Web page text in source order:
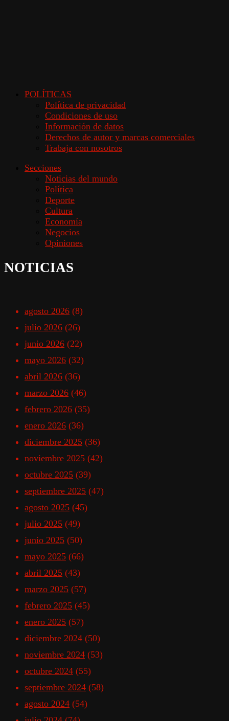
POLÍTICAS
Política de privacidad
Condiciones de uso
Información de datos
Derechos de autor y marcas comerciales
Trabaja con nosotros
Secciones
Noticias del mundo
Política
Deporte
Cultura
Economía
Negocios
Opiniones
NOTICIAS
agosto 2026 (8)
julio 2026 (26)
junio 2026 (22)
mayo 2026 (32)
abril 2026 (36)
marzo 2026 (46)
febrero 2026 (35)
enero 2026 (36)
diciembre 2025 (36)
noviembre 2025 (42)
octubre 2025 (39)
septiembre 2025 (47)
agosto 2025 (45)
julio 2025 (49)
junio 2025 (50)
mayo 2025 (66)
abril 2025 (43)
marzo 2025 (57)
febrero 2025 (45)
enero 2025 (57)
diciembre 2024 (50)
noviembre 2024 (53)
octubre 2024 (55)
septiembre 2024 (58)
agosto 2024 (54)